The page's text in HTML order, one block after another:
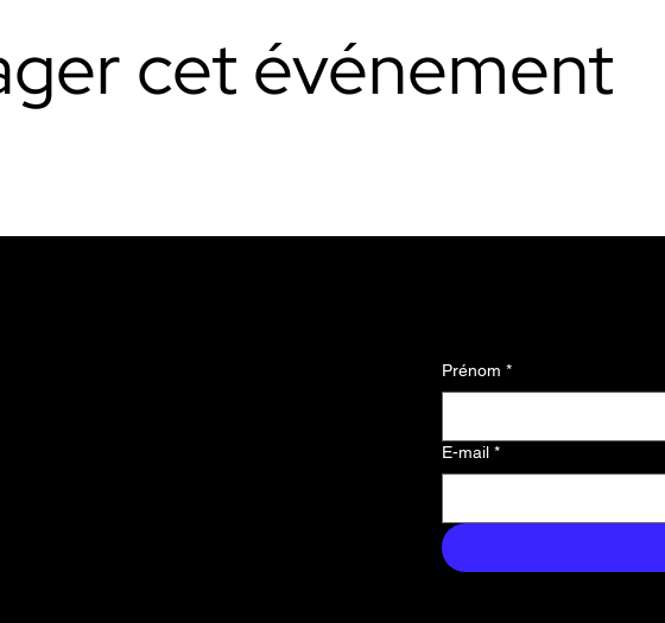
cet événement
Prénom *
E-mail *